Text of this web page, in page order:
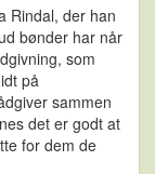
Rindal, der han
bønder har når
som
på
sammen
det er godt at
for dem de